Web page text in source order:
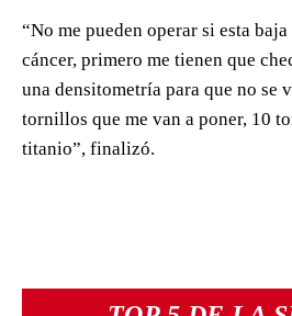
“No me pueden operar si esta
cáncer, primero me tienen que
una densitometría para que no se
tornillos que me van a poner, 10
titanio”, finalizó.